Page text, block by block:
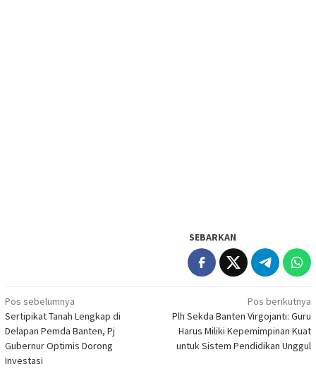
SEBARKAN
Navigasi
pos
Pos sebelumnya
Sertipikat Tanah Lengkap di
Delapan Pemda Banten, Pj
Gubernur Optimis Dorong
Investasi
Pos berikutnya
Plh Sekda Banten Virgojanti: Guru
Harus Miliki Kepemimpinan Kuat
untuk Sistem Pendidikan Unggul